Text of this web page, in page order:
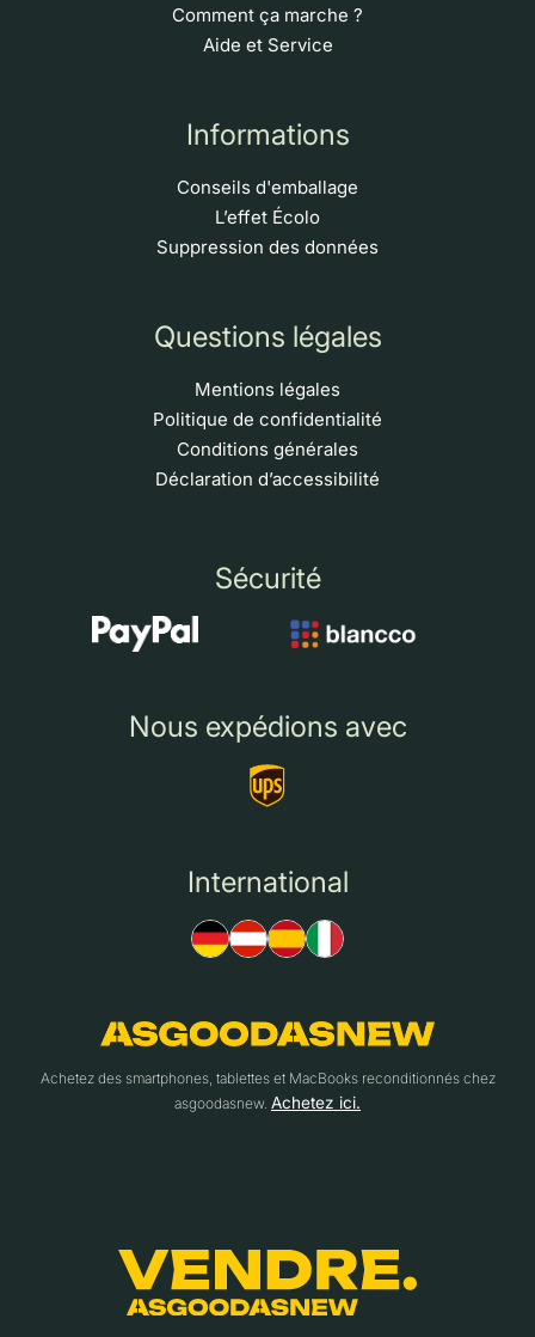
Comment ça marche ?
Aide et Service
Informations
Conseils d'emballage
L’effet Écolo
Suppression des données
Questions légales
Mentions légales
Politique de confidentialité
Conditions générales
Déclaration d’accessibilité
Sécurité
Nous expédions avec
International
Achetez des smartphones, tablettes et MacBooks reconditionnés chez
asgoodasnew. Achetez ici.